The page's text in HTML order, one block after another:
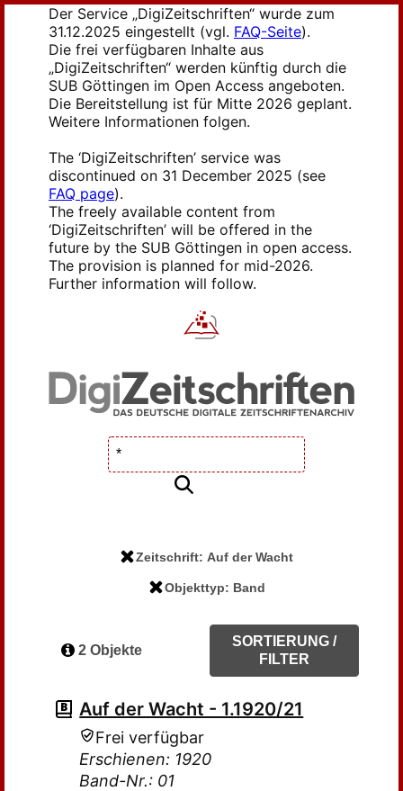
Der Service „DigiZeitschriften“ wurde zum
31.12.2025 eingestellt (vgl. FAQ-Seite).
Die frei verfügbaren Inhalte aus
„DigiZeitschriften“ werden künftig durch die
SUB Göttingen im Open Access angeboten.
Die Bereitstellung ist für Mitte 2026 geplant.
Weitere Informationen folgen.
The ‘DigiZeitschriften’ service was
discontinued on 31 December 2025 (see
FAQ page).
The freely available content from
‘DigiZeitschriften’ will be offered in the
future by the SUB Göttingen in open access.
The provision is planned for mid-2026.
Further information will follow.
Zeitschrift: Auf der Wacht
Objekttyp: Band
2 Objekte
SORTIERUNG /
FILTER
Auf der Wacht - 1.1920/21
Frei verfügbar
Erschienen: 1920
Band-Nr.: 01